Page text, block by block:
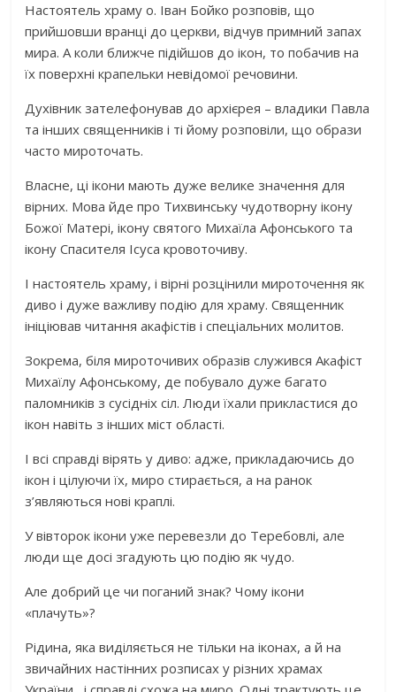
Настоятель храму о. Іван Бойко розповів, що
прийшовши вранці до церкви, відчув примний запах
мира. А коли ближче підійшов до ікон, то побачив на
їх поверхні крапельки невідомої речовини.
Духівник зателефонував до архієрея – владики Павла
та інших священників і ті йому розповіли, що образи
часто мироточать.
Власне, ці ікони мають дуже велике значення для
вірних. Мова йде про Тихвинську чудотворну ікону
Божої Матері, ікону святого Михаїла Афонського та
ікону Спасителя Ісуса кровоточиву.
І настоятель храму, і вірні розцінили мироточення як
диво і дуже важливу подію для храму. Священник
ініціював читання акафістів і спеціальних молитов.
Зокрема, біля мироточивих образів служився Акафіст
Михаїлу Афонському, де побувало дуже багато
паломників з сусідніх сіл. Люди їхали прикластися до
ікон навіть з інших міст області.
І всі справді вірять у диво: адже, прикладаючись до
ікон і цілуючи їх, миро стирається, а на ранок
з’являються нові краплі.
У вівторок ікони уже перевезли до Теребовлі, але
люди ще досі згадують цю подію як чудо.
Але добрий це чи поганий знак? Чому ікони
«плачуть»?
Рідина, яка виділяється не тільки на іконах, а й на
звичайних настінних розписах у різних храмах